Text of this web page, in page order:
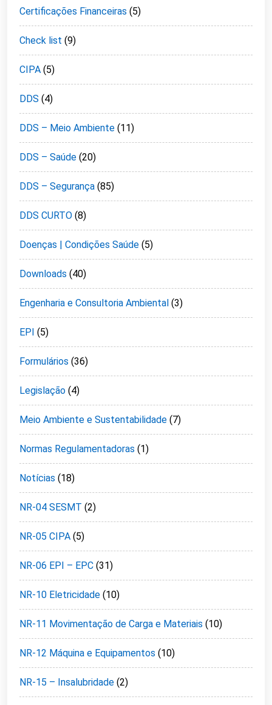
Certificações Financeiras (5)
Check list (9)
CIPA (5)
DDS (4)
DDS – Meio Ambiente (11)
DDS – Saúde (20)
DDS – Segurança (85)
DDS CURTO (8)
Doenças | Condições Saúde (5)
Downloads (40)
Engenharia e Consultoria Ambiental (3)
EPI (5)
Formulários (36)
Legislação (4)
Meio Ambiente e Sustentabilidade (7)
Normas Regulamentadoras (1)
Notícias (18)
NR-04 SESMT (2)
NR-05 CIPA (5)
NR-06 EPI – EPC (31)
NR-10 Eletricidade (10)
NR-11 Movimentação de Carga e Materiais (10)
NR-12 Máquina e Equipamentos (10)
NR-15 – Insalubridade (2)